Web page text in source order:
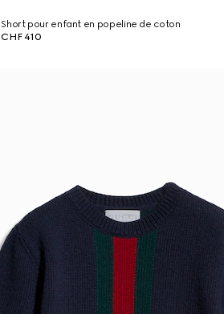
Short pour enfant en popeline de coton
CHF 410